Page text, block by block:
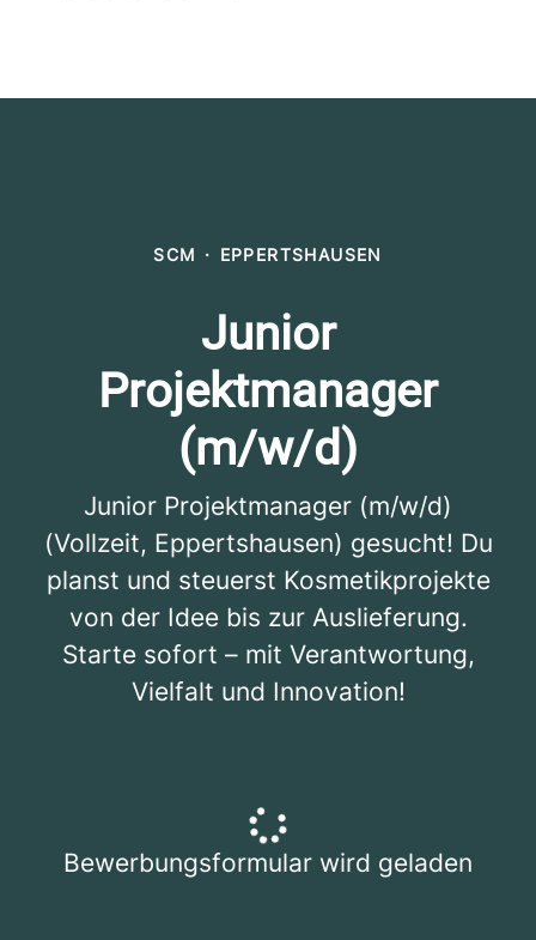
SCM · EPPERTSHAUSEN
Junior
Projektmanager
(m/w/d)
Junior Projektmanager (m/w/d)
(Vollzeit, Eppertshausen) gesucht! Du
planst und steuerst Kosmetikprojekte
von der Idee bis zur Auslieferung.
Starte sofort – mit Verantwortung,
Vielfalt und Innovation!
Bewerbungsformular wird geladen